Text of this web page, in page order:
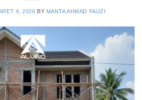
4, 2026 BY MANTA AHMAD FAUZI